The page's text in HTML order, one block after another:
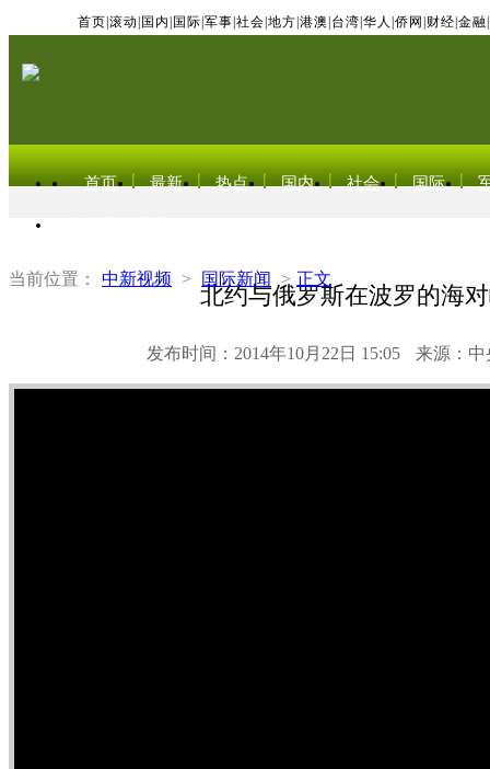
首页 滚动 国内 国际 军事 社会 地方 港澳 台湾 华人 侨网 财经 金融
首页 最新 热点 国内 社会 国际
当前位置： 中新视频 > 国际新闻 > 正文
北约与俄罗斯在波罗的海
发布时间：2014年10月22日 15:05 来源：中